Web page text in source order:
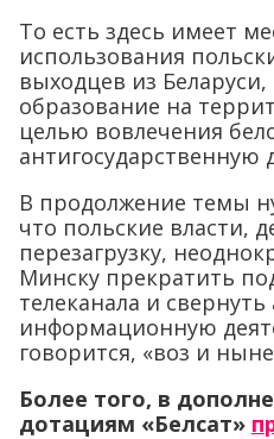
То есть здесь имеет
использования
выходцев из
образование на
целью вовлечения
антигосударственную
В продолжение темы
что польские власти,
перезагрузку,
Минску прекратить
телеканала и
информационную
говорится, «воз и
Более того, в
дотациям «Белсат»